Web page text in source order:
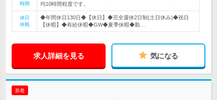
時間
均10時間程度です。
休日
休暇
◆年間休日130日◆【休日】◆完全週休2日制(土日休み)◆祝日
【休暇】◆有給休暇◆GW◆夏季休暇◆勤…
求人詳細を見る 気になる
新着